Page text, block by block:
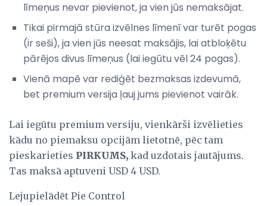
līmeņus nevar pievienot, ja vien jūs nemaksājat.
Tikai pirmajā stūra izvēlnes līmenī var turēt pogas
(ir seši), ja vien jūs neesat maksājis, lai atbloķētu
pārējos divus līmeņus (lai iegūtu vēl 24 pogas).
Vienā mapē var rediģēt bezmaksas izdevumā,
bet premium versija ļauj jums pievienot vairāk.
Lai iegūtu premium versiju, vienkārši izvēlieties
kādu no piemaksu opcijām lietotnē, pēc tam
pieskarieties PIRKUMS, kad uzdotais jautājums.
Tas maksā aptuveni USD 4 USD.
Lejupielādēt Pie Control